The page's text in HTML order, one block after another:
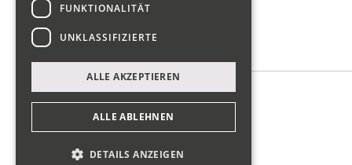
Vorstand
Kontakt
Impressum
Datenschutz
FUNKTIONALITÄT
UNKLASSIFIZIERTE
ALLE AKZEPTIEREN
ALLE ABLEHNEN
DETAILS ANZEIGEN